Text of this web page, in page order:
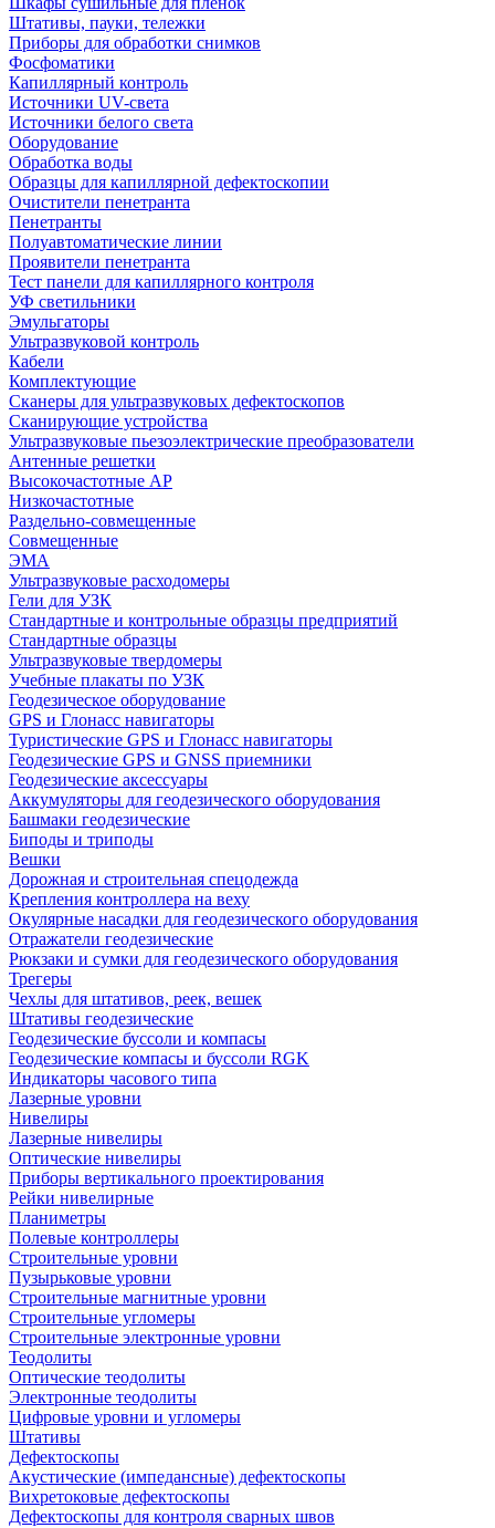
Штативы, пауки, тележки
Приборы для обработки снимков
Фосфоматики
Капиллярный контроль
Источники UV-света
Источники белого света
Оборудование
Обработка воды
Образцы для капиллярной дефектоскопии
Очистители пенетранта
Пенетранты
Полуавтоматические линии
Проявители пенетранта
Тест панели для капиллярного контроля
УФ светильники
Эмульгаторы
Ультразвуковой контроль
Кабели
Комплектующие
Сканеры для ультразвуковых дефектоскопов
Сканирующие устройства
Ультразвуковые пьезоэлектрические преобразователи
Антенные решетки
Высокочастотные АР
Низкочастотные
Раздельно-совмещенные
Совмещенные
ЭМА
Ультразвуковые расходомеры
Гели для УЗК
Стандартные и контрольные образцы предприятий
Стандартные образцы
Ультразвуковые твердомеры
Учебные плакаты по УЗК
Геодезическое оборудование
GPS и Глонасс навигаторы
Туристические GPS и Глонасс навигаторы
Геодезические GPS и GNSS приемники
Геодезические аксессуары
Аккумуляторы для геодезического оборудования
Башмаки геодезические
Биподы и триподы
Вешки
Дорожная и строительная спецодежда
Крепления контроллера на веху
Окулярные насадки для геодезического оборудования
Отражатели геодезические
Рюкзаки и сумки для геодезического оборудования
Трегеры
Чехлы для штативов, реек, вешек
Штативы геодезические
Геодезические буссоли и компасы
Геодезические компасы и буссоли RGK
Индикаторы часового типа
Лазерные уровни
Нивелиры
Лазерные нивелиры
Оптические нивелиры
Приборы вертикального проектирования
Рейки нивелирные
Планиметры
Полевые контроллеры
Строительные уровни
Пузырьковые уровни
Строительные магнитные уровни
Строительные угломеры
Строительные электронные уровни
Теодолиты
Оптические теодолиты
Электронные теодолиты
Цифровые уровни и угломеры
Штативы
Дефектоскопы
Акустические (импедансные) дефектоскопы
Вихретоковые дефектоскопы
Дефектоскопы для контроля сварных швов